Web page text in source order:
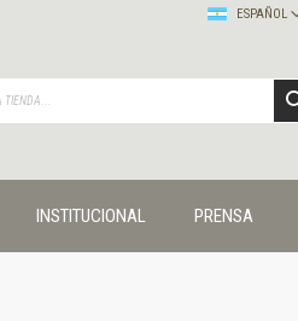
ESPAÑOL
INSTITUCIONAL PRENSA